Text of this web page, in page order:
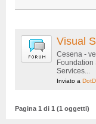
Visual
Cesena -
Services...
Inviato a
Pagina 1 di 1 (1 oggetti)